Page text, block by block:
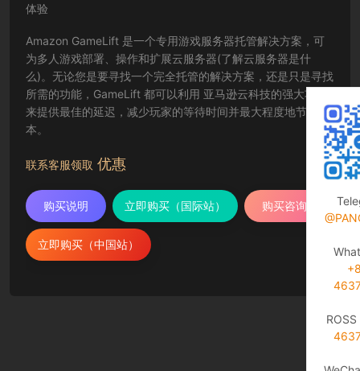
体验
Amazon GameLift 是一个专用游戏服务器托管解决方案，可
为多人游戏部署、操作和扩展云服务器(了解云服务器是什
么)。无论您是要寻找一个完全托管的解决方案，还是只是寻找
所需的功能，GameLift 都可以利用 亚马逊云科技的强大功能
来提供最佳的延迟，减少玩家的等待时间并最大程度地节省成
本。
联系客服领取 优惠
购买说明 立即购买（国际站） 购买咨询
立即购买（中国站）